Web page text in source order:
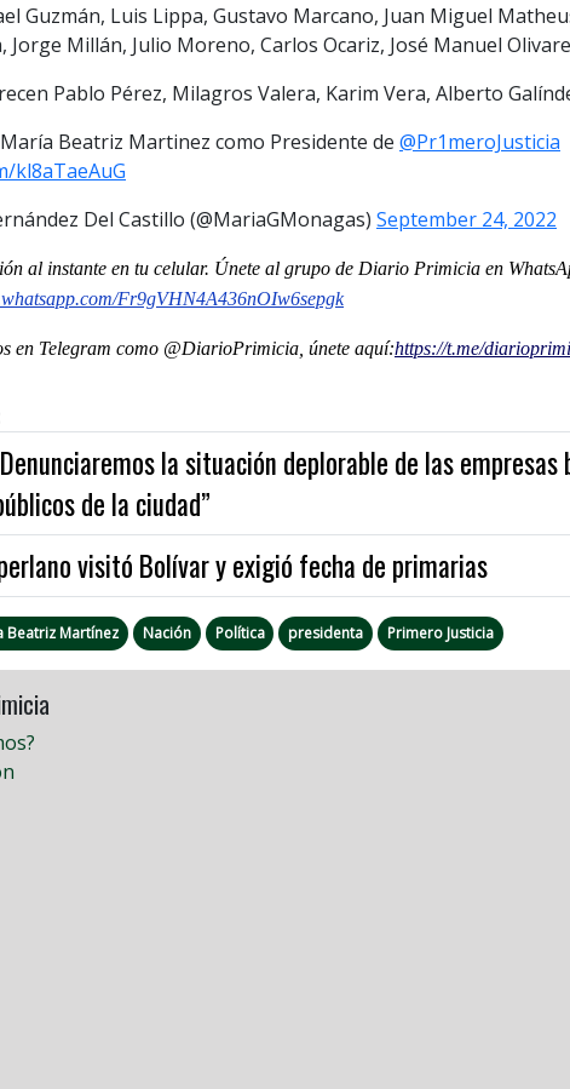
Guzmán, Luis Lippa, Gustavo Marcano, Juan Miguel
Jorge Millán, Julio Moreno, Carlos Ocariz, José Manuel
Pablo Pérez, Milagros Valera, Karim Vera, Alberto
Beatriz Martinez como Presidente de @Pr1meroJusticia
kl8aTaeAuG
Del Castillo (@MariaGMonagas) September 24, 2022
ón al instante en tu celular. Únete al grupo de Diario Primicia en
Fr9gVHN4A436nOIw6sepgk
en Telegram como @DiarioPrimicia, únete aquí:https://t.me/
la situación deplorable de las empresas
de la ciudad”
visitó Bolívar y exigió fecha de primarias
Beatriz Martínez Nación Política presidenta Primero Justicia